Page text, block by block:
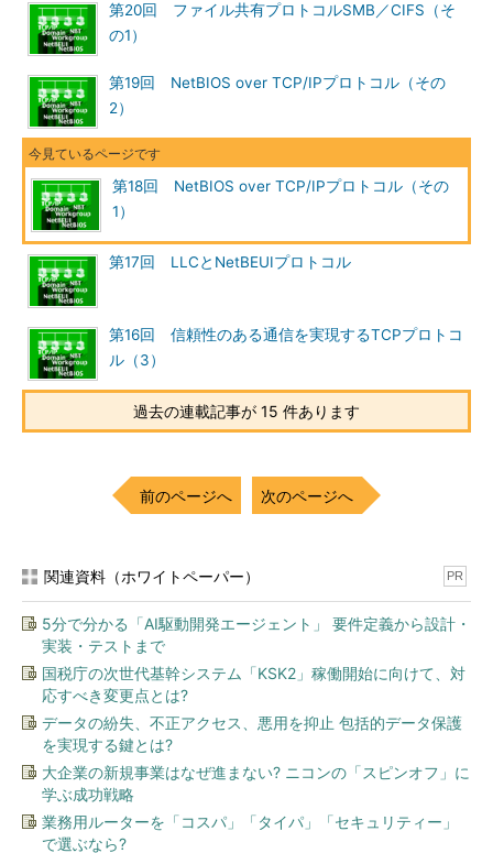
ドキャストする。ブロードキャストを受信したコンピュータは、
その名前が自分のNetBIOS名ならば、名前解決に対する応答を返
す（該当しないコンピュータは、何も応答しない）。これによ
り、通信先のコンピュータを特定することができる（お互いの
MACアドレス
などを知ることができる）。いったん通信相手が
分かれば、あとはユニキャスト
とができる。
NBTでもこの基本的な通信モデルはまったく変わらない。
NetBEUIの場合と異なるのは、NetBIOS名を（何らかの方法で）
IPアドレスに対応付け、そのIPアドレスを元にして通信相手とデ
ータをやりとりしているというところである。TCP/IPでは、IP
の任意の相手と通信することができる。NetBEUIでは、LLCプロ
トコルに頼っていたため、ローカルのネットワーク・セグメント
上でしか通信することができなかったのと比べると、大きな進歩
NetBIOS名が不要になるというわけではないということである。
ービスと互換性がなくなってしまう。NBTでは、NetBIOSインタ
のままにして、その下位のプロトコルだけを変更・改良している
※）。もっともNetBIOSレベルで互換性があるからといって
も、NetBEUIとNBTがお互いに通信できるわけではない。
NetBEUIしかインストールしていないコンピュータと、NBTしか
インストールしていないコンピュータではお互いに通信すること
はできない。
CIFS―NetBIOSを利用しないファイル共有サービス
Windows OSでは、
第20回 ファイル共有プロトコルSMB／CIFS（そ
の1）
第19回 NetBIOS over TCP/IPプロトコル（その
2）
第18回 NetBIOS over TCP/IPプロトコル（その
1）
第17回 LLCとNetBEUIプロトコル
第16回 信頼性のある通信を実現するTCPプロトコ
ル（3）
過去の連載記事が 15 件あります
前のページへ 次のページへ
関連資料（ホワイトペーパー） PR
5分で分かる「AI駆動開発エージェント」 要件定義から設計・
実装・テストまで
国税庁の次世代基幹システム「KSK2」稼働開始に向けて、対
応すべき変更点とは?
データの紛失、不正アクセス、悪用を抑止 包括的データ保護
を実現する鍵とは?
大企業の新規事業はなぜ進まない? ニコンの「スピンオフ」に
学ぶ成功戦略
業務用ルーターを「コスパ」「タイパ」「セキュリティー」
で選ぶなら?